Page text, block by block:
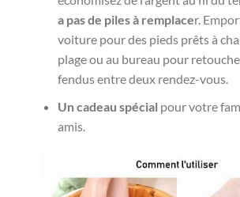
a pas de piles à remplacer.
voiture pour des pieds prêts à
plage ou au bureau pour
fendus entre deux rendez-vous.
Un cadeau spécial pour votre
amis.